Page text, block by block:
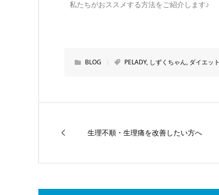
私たちがおススメする方法をご紹介します♪
BLOG PELADY, しずくちゃん, ダイエット
生理不順・生理痛を改善したい方へ